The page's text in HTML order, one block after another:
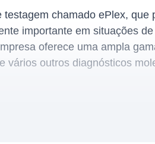
chamado ePlex, que
importante em situações
oferece uma ampla
vários outros diagnósticos
e em alguns mercados
realizem testes precisos e